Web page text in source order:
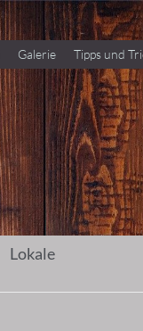
Galerie Tipps und
Lokale